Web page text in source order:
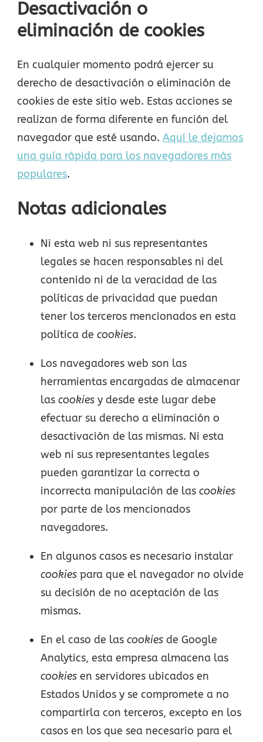
Desactivación o
eliminación de cookies
En cualquier momento podrá ejercer su
derecho de desactivación o eliminación de
cookies de este sitio web. Estas acciones se
realizan de forma diferente en función del
navegador que esté usando. Aquí le dejamos
una guía rápida para los navegadores más
populares.
Notas adicionales
Ni esta web ni sus representantes
legales se hacen responsables ni del
contenido ni de la veracidad de las
políticas de privacidad que puedan
tener los terceros mencionados en esta
política de cookies.
Los navegadores web son las
herramientas encargadas de almacenar
las cookies y desde este lugar debe
efectuar su derecho a eliminación o
desactivación de las mismas. Ni esta
web ni sus representantes legales
pueden garantizar la correcta o
incorrecta manipulación de las cookies
por parte de los mencionados
navegadores.
En algunos casos es necesario instalar
cookies para que el navegador no olvide
su decisión de no aceptación de las
mismas.
En el caso de las cookies de Google
Analytics, esta empresa almacena las
cookies en servidores ubicados en
Estados Unidos y se compromete a no
compartirla con terceros, excepto en los
casos en los que sea necesario para el